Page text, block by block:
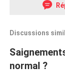
Discussions
normal ?